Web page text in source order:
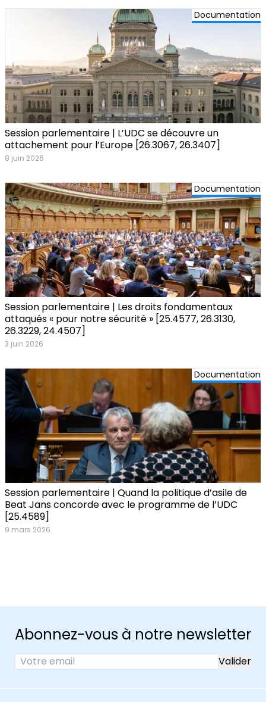
Documentation
Session parlementaire | L’UDC se découvre un
attachement pour l’Europe [26.3067, 26.3407]
8 juin 2026
Documentation
Session parlementaire | Les droits fondamentaux
attaqués « pour notre sécurité » [25.4577, 26.3130,
26.3229, 24.4507]
3 juin 2026
Documentation
Session parlementaire | Quand la politique d’asile de
Beat Jans concorde avec le programme de l’UDC
[25.4589]
9 mars 2026
Abonnez-vous à notre newsletter